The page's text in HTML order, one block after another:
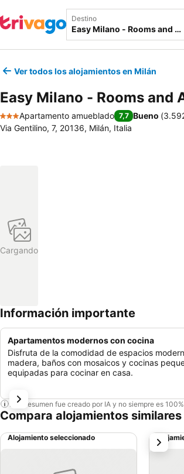
Destino
Ver todos los alojamientos en Milán
Easy Milano - Rooms and
3 Estrellas
Apartamento amueblado 7,7 Bueno (
Via Gentilino, 7, 20136, Milán, Italia
Cargando
Información importante
Apartamentos modernos con cocina
Disfruta de la comodidad de espacios
madera, baños con mosaicos y cocinas
equipadas para cocinar en casa.
Este resumen fue creado por IA y no siempre es
Compara alojamientos similares
Alojamiento seleccionado